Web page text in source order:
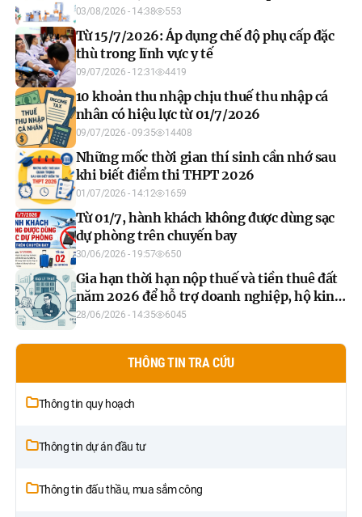
chuyển sang Mô hình phát triển Việt Nam
tự cường, sáng tạo, nhân văn, bền vững và
hội nhập
03/08/2026 - 14:38 553
Từ 15/7/2026: Áp dụng chế độ phụ cấp đặc
thù trong lĩnh vực y tế
09/07/2026 - 12:31 4419
10 khoản thu nhập chịu thuế thu nhập cá
nhân có hiệu lực từ 01/7/2026
09/07/2026 - 09:35 14408
Những mốc thời gian thí sinh cần nhớ sau
khi biết điểm thi THPT 2026
01/07/2026 - 14:12 1659
Từ 01/7, hành khách không được dùng sạc
dự phòng trên chuyến bay
30/06/2026 - 19:57 650
Gia hạn thời hạn nộp thuế và tiền thuê đất
năm 2026 để hỗ trợ doanh nghiệp, hộ kinh
doanh
28/06/2026 - 14:35 6045
THÔNG TIN TRA CỨU
Thông tin quy hoạch
Thông tin dự án đầu tư
Thông tin đấu thầu, mua sắm công